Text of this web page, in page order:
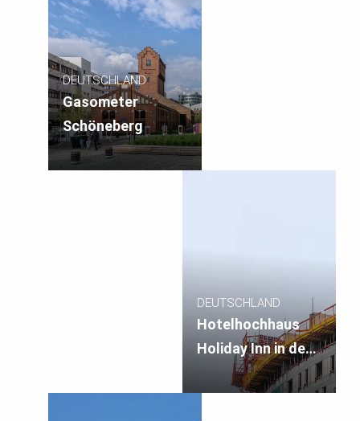
DEUTSCHLAND
Gasometer
Schöneberg
DEUTSCHLAND
Hotelhochhaus
Holiday Inn in der
City Nord